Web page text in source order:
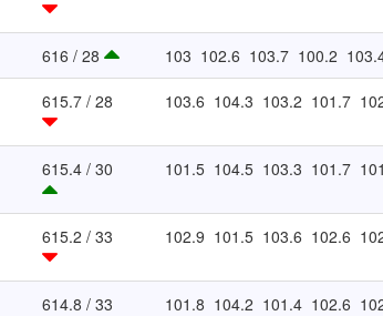
616 / 28 103 102.6 103.7 100.2
615.7 / 28 103.6 104.3 103.2 101.7
615.4 / 30 101.5 104.5 103.3 101.7
615.2 / 33 102.9 101.5 103.6 102.6
614.8 / 33 101.8 104.2 101.4 102.6